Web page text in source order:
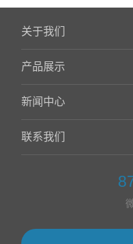
关于我们
产品展示
新闻中心
联系我们